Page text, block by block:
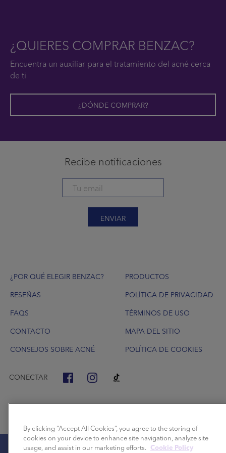
¿QUIERES COMPRAR BENZAC?
Encuentra un auxiliar para el tratamiento del acné cerca
de ti
¿DÓNDE COMPRAR?
Recibe notificaciones
ENVIAR
Footer
¿POR QUÉ ELEGIR BENZAC?
RESEÑAS
FAQS
CONTACTO
CONSEJOS SOBRE ACNÉ
PRODUCTOS
POLÍTICA DE PRIVACIDAD
TÉRMINOS DE USO
MAPA DEL SITIO
POLÍTICA DE COOKIES
CONECTAR
By clicking “Accept All Cookies”, you agree to the storing of
cookies on your device to enhance site navigation, analyze site
usage, and assist in our marketing efforts. Cookie Policy